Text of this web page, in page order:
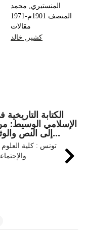
المنستيري, محمد
المنصف 1901م-1971
مقالات
كشير, خالد
الكتابة
الإسلامي الوسيط:
إلى النص والوثيقة : أشغال الم...
تونس : كلية العلوم